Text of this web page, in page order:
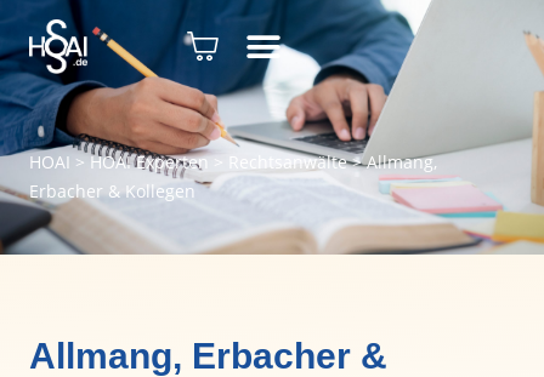
HOAI > HOAI Experten> Rechtsanwälte>Allmang,
Erbacher & Kollegen
Allmang, Erbacher &